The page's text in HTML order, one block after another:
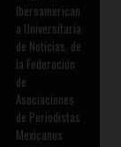
Iberoamerican
a Universitaria
de Noticias, de
la Federación
de
Asociaciones
de Periodistas
Mexicanos